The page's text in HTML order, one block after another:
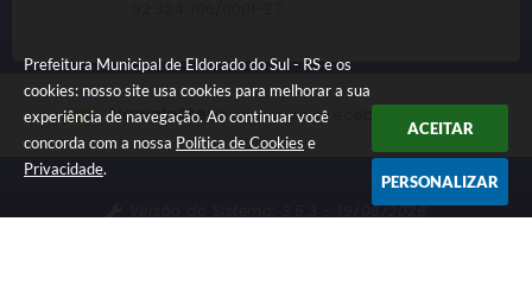
Prefeitura Municipal de Eldorado do Sul - RS e os
cookies: nosso site usa cookies para melhorar a sua
experiência de navegação. Ao continuar você
concorda com a nossa Política de Cookies e
Privacidade.
ACEITAR
PERSONALIZAR
NewsletterInscreva-se e receba informativos
3.5.3 - 19/06/2026